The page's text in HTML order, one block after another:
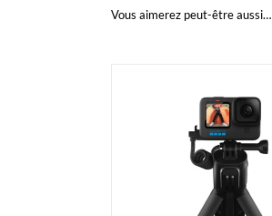
Vous aimerez peut-être aussi…